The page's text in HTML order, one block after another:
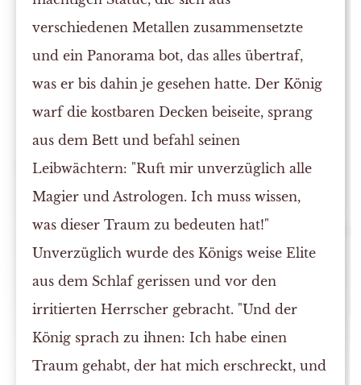
verschiedenen Metallen zusammensetzte
und ein Panorama bot, das alles übertraf,
was er bis dahin je gesehen hatte. Der König
warf die kostbaren Decken beiseite, sprang
aus dem Bett und befahl seinen
Leibwächtern: "Ruft mir unverzüglich alle
Magier und Astrologen. Ich muss wissen,
was dieser Traum zu bedeuten hat!"
Unverzüglich wurde des Königs weise Elite
aus dem Schlaf gerissen und vor den
irritierten Herrscher gebracht. "Und der
König sprach zu ihnen: Ich habe einen
Traum gehabt, der hat mich erschreckt, und